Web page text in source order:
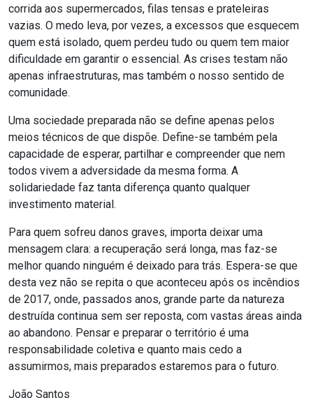
corrida aos supermercados, filas tensas e prateleiras
vazias. O medo leva, por vezes, a excessos que esquecem
quem está isolado, quem perdeu tudo ou quem tem maior
dificuldade em garantir o essencial. As crises testam não
apenas infraestruturas, mas também o nosso sentido de
comunidade.
Uma sociedade preparada não se define apenas pelos
meios técnicos de que dispõe. Define-se também pela
capacidade de esperar, partilhar e compreender que nem
todos vivem a adversidade da mesma forma. A
solidariedade faz tanta diferença quanto qualquer
investimento material.
Para quem sofreu danos graves, importa deixar uma
mensagem clara: a recuperação será longa, mas faz-se
melhor quando ninguém é deixado para trás. Espera-se que
desta vez não se repita o que aconteceu após os incêndios
de 2017, onde, passados anos, grande parte da natureza
destruída continua sem ser reposta, com vastas áreas ainda
ao abandono. Pensar e preparar o território é uma
responsabilidade coletiva e quanto mais cedo a
assumirmos, mais preparados estaremos para o futuro.
João Santos